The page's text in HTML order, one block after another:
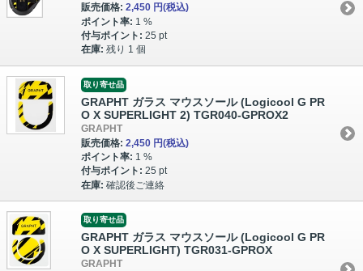
販売価格: 2,450 円(税込)
ポイント率: 1 %
付与ポイント: 25 pt
在庫: 残り 1 個
取り寄せ品
GRAPHT ガラス マウスソール (Logicool G PR
O X SUPERLIGHT 2) TGR040-GPROX2
GRAPHT
販売価格: 2,450 円(税込)
ポイント率: 1 %
付与ポイント: 25 pt
在庫: 確認後ご連絡
取り寄せ品
GRAPHT ガラス マウスソール (Logicool G PR
O X SUPERLIGHT) TGR031-GPROX
GRAPHT